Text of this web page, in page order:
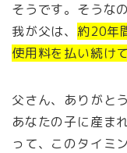
そうです。そうな
我が父は、 約20年
使用料を払い続け
父さん、ありがとう
あなたの子に産ま
って、このタイミ